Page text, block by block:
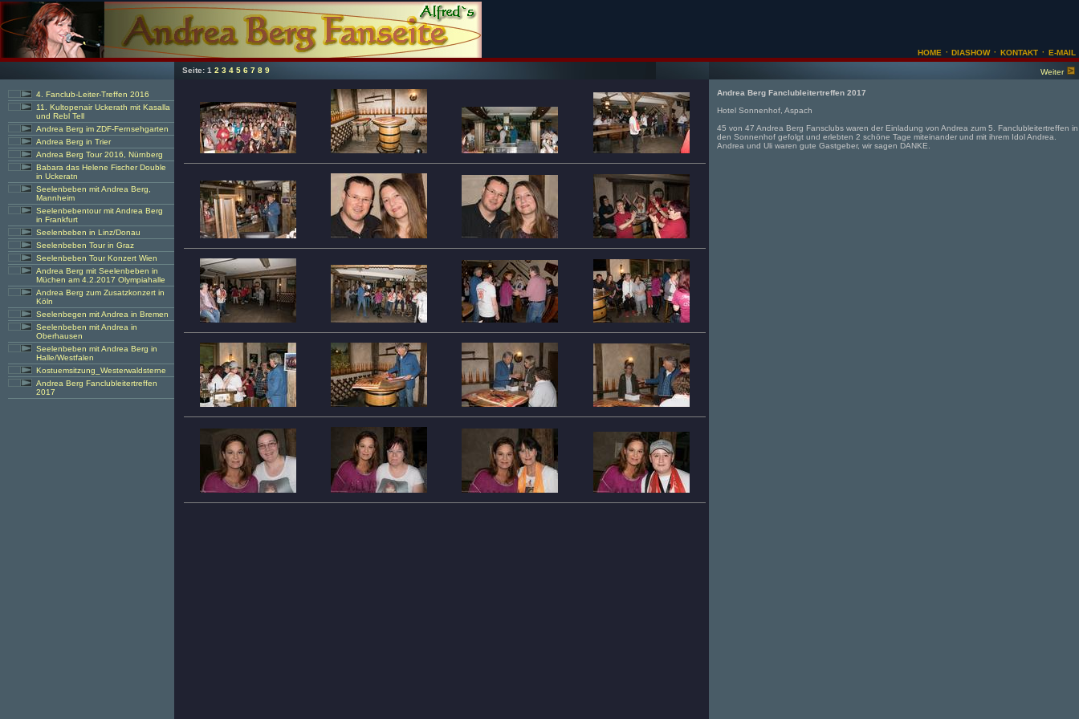
HOME · DIASHOW· KONTAKT · E-MAIL
Seite: 1 2 3 4 5 6 7 8 9 Weiter
4. Fanclub-Leiter-Treffen 2016
11. Kultopenair Uckerath mit Kasalla
und Rebl Tell
Andrea Berg im ZDF-Fernsehgarten
Andrea Berg in Trier
Andrea Berg Tour 2016, Nürnberg
Babara das Helene Fischer Double
in Uckeratn
Seelenbeben mit Andrea Berg,
Mannheim
Seelenbebentour mit Andrea Berg
in Frankfurt
Seelenbeben in Linz/Donau
Seelenbeben Tour in Graz
Seelenbeben Tour Konzert Wien
Andrea Berg mit Seelenbeben in
Müchen am 4.2.2017 Olympiahalle
Andrea Berg zum Zusatzkonzert in
Köln
Seelenbegen mit Andrea in Bremen
Seelenbeben mit Andrea in
Oberhausen
Seelenbeben mit Andrea Berg in
Halle/Westfalen
Kostuemsitzung_Westerwaldsterne
Andrea Berg Fanclubleitertreffen
2017
Andrea Berg Fanclubleitertreffen 2017
Hotel Sonnenhof, Aspach
45 von 47 Andrea Berg Fansclubs waren der Einladung von Andrea zum 5. Fanclubleitertreffen in
den Sonnenhof gefolgt und erlebten 2 schöne Tage miteinander und mit ihrem Idol Andrea.
Andrea und Uli waren gute Gastgeber, wir sagen DANKE.